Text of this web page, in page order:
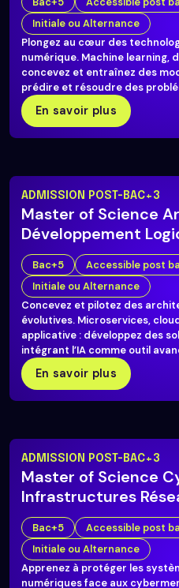
Initiale ou Alternance
Plongez au cœur des
numérique. Machine learning,
concevez et entraînez des
prédire et résoudre des
En savoir plus
ADMISSION POST-BAC+3
Master of Science
Développement
Bac+5
Accessible post
Initiale ou Alternance
Concevez et pilotez des
évolutives. Microservices,
applicative : développez des
intégrant l’IA comme outil
En savoir plus
ADMISSION POST-BAC+3
Master of Science
Infrastructures
Bac+5
Accessible post
Initiale ou Alternance
Apprenez à protéger les
numériques face aux